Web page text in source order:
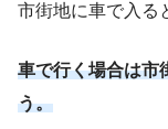
市街地に車で入る
車で行く場合は市
う。